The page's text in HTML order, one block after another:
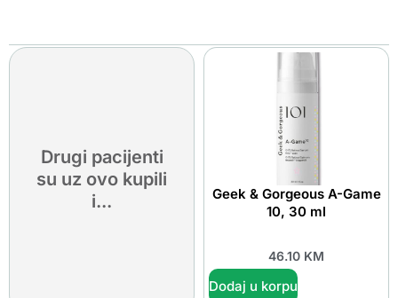
Drugi pacijenti
su uz ovo kupili
i...
Geek & Gorgeous A-Game
10, 30 ml
46.10 KM
Dodaj u korpu